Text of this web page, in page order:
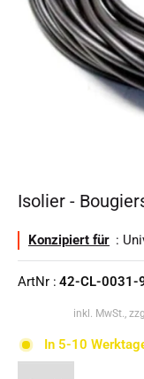
Isolier -
Konzipiert für :
ArtNr : 42-CL-0031-
inkl. MwSt.,
In 5-10